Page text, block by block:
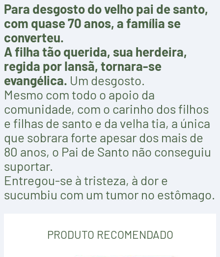
Para desgosto do velho pai de santo,
com quase 70 anos, a família se
converteu.
A filha tão querida, sua herdeira,
regida por Iansã, tornara-se
evangélica. Um desgosto.
Mesmo com todo o apoio da
comunidade, com o carinho dos filhos
e filhas de santo e da velha tia, a única
que sobrara forte apesar dos mais de
80 anos, o Pai de Santo não conseguiu
suportar.
Entregou-se à tristeza, à dor e
sucumbiu com um tumor no estômago.
PRODUTO RECOMENDADO